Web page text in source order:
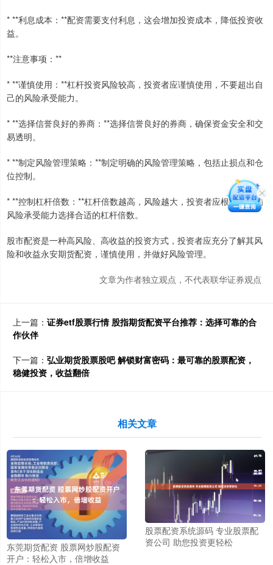
* **利息成本：**配资需要支付利息，这会增加投资成本，降低投资收
益。
**注意事项：**
* **谨慎使用：**杠杆投资风险较高，投资者应谨慎使用，不要超出自
己的风险承受能力。
* **选择信誉良好的券商：**选择信誉良好的券商，确保资金安全和交
易透明。
* **制定风险管理策略：**制定明确的风险管理策略，包括止损点和仓
位控制。
* **控制杠杆倍数：**杠杆倍数越高，风险越大，投资者应根据自己的
风险承受能力选择合适的杠杆倍数。
股市配资是一种高风险、高收益的投资方式，投资者应充分了解其风
险和收益永安期货配资，谨慎使用，并做好风险管理。
文章为作者独立观点，不代表联华证券观点
上一篇： 证券etf股票行情 股指期货配资平台推荐：选择可靠的合
作伙伴
下一篇： 弘业期货股票股吧 解锁财富密码：最可靠的股票配资，
稳健投资，收益翻倍
相关文章
东莞期货配资 股票网炒股配资
开户：轻松入市，倍增收益
股票配资系统源码 专业股票配
资公司 助您投资更轻松